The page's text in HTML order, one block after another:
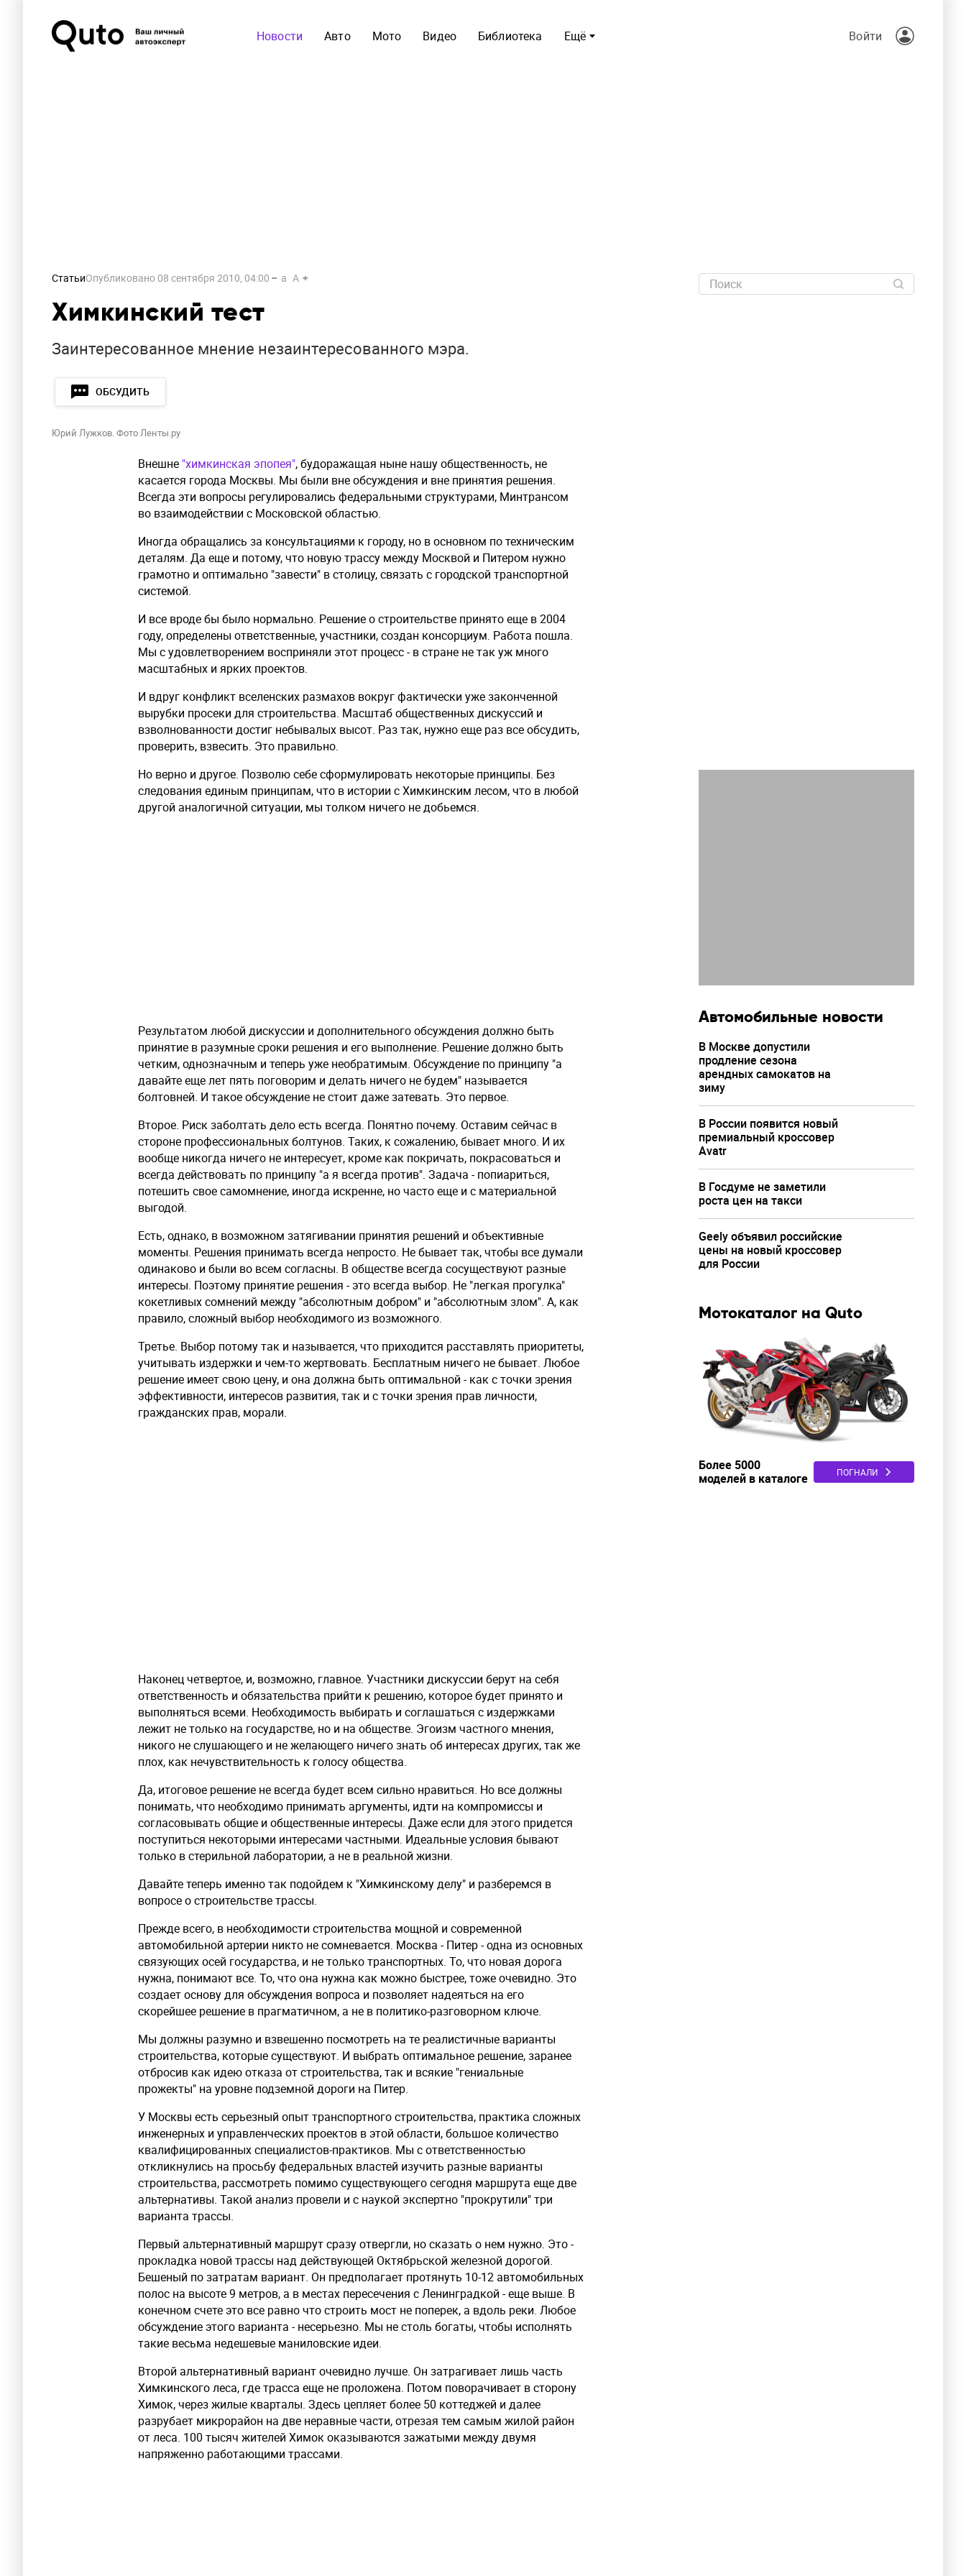
Ещё
Новости Авто Мото Видео Библиотека Войти
СтатьиОпубликовано 08 сентября 2010, 04:00 a A
Химкинский тест
Заинтересованное мнение незаинтересованного мэра.
ОБСУДИТЬ
Юрий Лужков. Фото Ленты.ру
Внешне "химкинская эпопея", будоражащая ныне нашу общественность, не
касается города Москвы. Мы были вне обсуждения и вне принятия решения.
Всегда эти вопросы регулировались федеральными структурами, Минтрансом
во взаимодействии с Московской областью.
Иногда обращались за консультациями к городу, но в основном по техническим
деталям. Да еще и потому, что новую трассу между Москвой и Питером нужно
грамотно и оптимально "завести" в столицу, связать с городской транспортной
системой.
И все вроде бы было нормально. Решение о строительстве принято еще в 2004
году, определены ответственные, участники, создан консорциум. Работа пошла.
Мы с удовлетворением восприняли этот процесс - в стране не так уж много
масштабных и ярких проектов.
И вдруг конфликт вселенских размахов вокруг фактически уже законченной
вырубки просеки для строительства. Масштаб общественных дискуссий и
взволнованности достиг небывалых высот. Раз так, нужно еще раз все обсудить,
проверить, взвесить. Это правильно.
Но верно и другое. Позволю себе сформулировать некоторые принципы. Без
следования единым принципам, что в истории с Химкинским лесом, что в любой
другой аналогичной ситуации, мы толком ничего не добьемся.
Результатом любой дискуссии и дополнительного обсуждения должно быть
принятие в разумные сроки решения и его выполнение. Решение должно быть
четким, однозначным и теперь уже необратимым. Обсуждение по принципу "а
давайте еще лет пять поговорим и делать ничего не будем" называется
болтовней. И такое обсуждение не стоит даже затевать. Это первое.
Второе. Риск заболтать дело есть всегда. Понятно почему. Оставим сейчас в
стороне профессиональных болтунов. Таких, к сожалению, бывает много. И их
вообще никогда ничего не интересует, кроме как покричать, покрасоваться и
всегда действовать по принципу "а я всегда против". Задача - попиариться,
потешить свое самомнение, иногда искренне, но часто еще и с материальной
выгодой.
Есть, однако, в возможном затягивании принятия решений и объективные
моменты. Решения принимать всегда непросто. Не бывает так, чтобы все думали
одинаково и были во всем согласны. В обществе всегда сосуществуют разные
интересы. Поэтому принятие решения - это всегда выбор. Не "легкая прогулка"
кокетливых сомнений между "абсолютным добром" и "абсолютным злом". А, как
правило, сложный выбор необходимого из возможного.
Третье. Выбор потому так и называется, что приходится расставлять приоритеты,
учитывать издержки и чем-то жертвовать. Бесплатным ничего не бывает. Любое
решение имеет свою цену, и она должна быть оптимальной - как с точки зрения
эффективности, интересов развития, так и с точки зрения прав личности,
гражданских прав, морали.
Наконец четвертое, и, возможно, главное. Участники дискуссии берут на себя
ответственность и обязательства прийти к решению, которое будет принято и
выполняться всеми. Необходимость выбирать и соглашаться с издержками
лежит не только на государстве, но и на обществе. Эгоизм частного мнения,
никого не слушающего и не желающего ничего знать об интересах других, так же
плох, как нечувствительность к голосу общества.
Да, итоговое решение не всегда будет всем сильно нравиться. Но все должны
понимать, что необходимо принимать аргументы, идти на компромиссы и
согласовывать общие и общественные интересы. Даже если для этого придется
поступиться некоторыми интересами частными. Идеальные условия бывают
только в стерильной лаборатории, а не в реальной жизни.
Давайте теперь именно так подойдем к "Химкинскому делу" и разберемся в
вопросе о строительстве трассы.
Прежде всего, в необходимости строительства мощной и современной
автомобильной артерии никто не сомневается. Москва - Питер - одна из основных
связующих осей государства, и не только транспортных. То, что новая дорога
нужна, понимают все. То, что она нужна как можно быстрее, тоже очевидно. Это
создает основу для обсуждения вопроса и позволяет надеяться на его
скорейшее решение в прагматичном, а не в политико-разговорном ключе.
Мы должны разумно и взвешенно посмотреть на те реалистичные варианты
строительства, которые существуют. И выбрать оптимальное решение, заранее
отбросив как идею отказа от строительства, так и всякие "гениальные
прожекты" на уровне подземной дороги на Питер.
У Москвы есть серьезный опыт транспортного строительства, практика сложных
инженерных и управленческих проектов в этой области, большое количество
квалифицированных специалистов-практиков. Мы с ответственностью
откликнулись на просьбу федеральных властей изучить разные варианты
строительства, рассмотреть помимо существующего сегодня маршрута еще две
альтернативы. Такой анализ провели и с наукой экспертно "прокрутили" три
варианта трассы.
Первый альтернативный маршрут сразу отвергли, но сказать о нем нужно. Это -
прокладка новой трассы над действующей Октябрьской железной дорогой.
Бешеный по затратам вариант. Он предполагает протянуть 10-12 автомобильных
полос на высоте 9 метров, а в местах пересечения с Ленинградкой - еще выше. В
конечном счете это все равно что строить мост не поперек, а вдоль реки. Любое
обсуждение этого варианта - несерьезно. Мы не столь богаты, чтобы исполнять
такие весьма недешевые маниловские идеи.
Второй альтернативный вариант очевидно лучше. Он затрагивает лишь часть
Химкинского леса, где трасса еще не проложена. Потом поворачивает в сторону
Химок, через жилые кварталы. Здесь цепляет более 50 коттеджей и далее
разрубает микрорайон на две неравные части, отрезая тем самым жилой район
от леса. 100 тысяч жителей Химок оказываются зажатыми между двумя
напряженно работающими трассами.
Автомобильные новости
В Москве допустили
продление сезона
арендных самокатов на
зиму
В России появится новый
премиальный кроссовер
Avatr
В Госдуме не заметили
роста цен на такси
Geely объявил российские
цены на новый кроссовер
для России
Мотокаталог на Quto
Более 5000
моделей в каталоге
ПОГНАЛИ